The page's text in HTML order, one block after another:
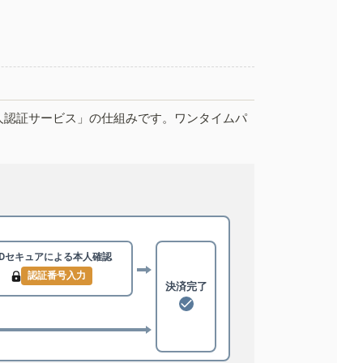
証サービス」の仕組みです。ワンタイムパ
セキュアによる本人確認
認証番号入力
決済完了